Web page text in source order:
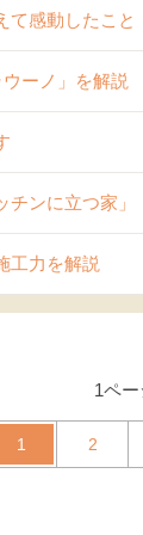
て感動したこと
ーノ」を解説
ンに立つ家」
工力を解説
1ペー
1 2